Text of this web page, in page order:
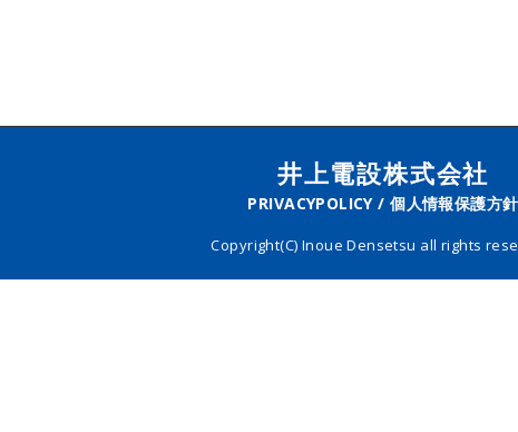
井上電設株式会社
PRIVACYPOLICY / 個人情報保護方針
Copyright(C) Inoue Densetsu all rights